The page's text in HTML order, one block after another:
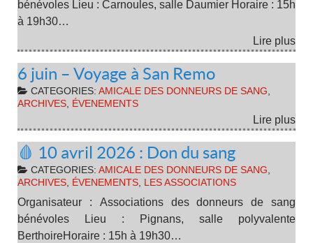
bénévoles Lieu : Carnoules, salle Daumier Horaire : 15h
à 19h30…
Lire plus
6 juin – Voyage à San Remo
CATEGORIES: AMICALE DES DONNEURS DE SANG,
ARCHIVES, ÉVENEMENTS
Lire plus
🩸 10 avril 2026 : Don du sang
CATEGORIES: AMICALE DES DONNEURS DE SANG,
ARCHIVES, ÉVENEMENTS, LES ASSOCIATIONS
Organisateur : Associations des donneurs de sang
bénévoles Lieu : Pignans, salle polyvalente
BerthoireHoraire : 15h à 19h30…